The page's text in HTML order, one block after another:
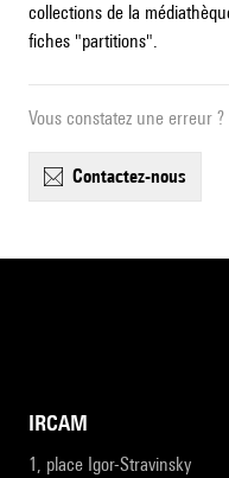
collections de la
fiches "partitions".
Vous constatez une erreur ?
contactez-nous
IRCAM
1, place Igor-Stravinsky